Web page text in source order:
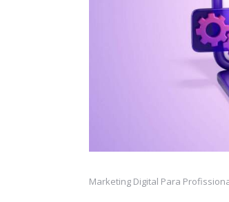
Marketing Digital Para